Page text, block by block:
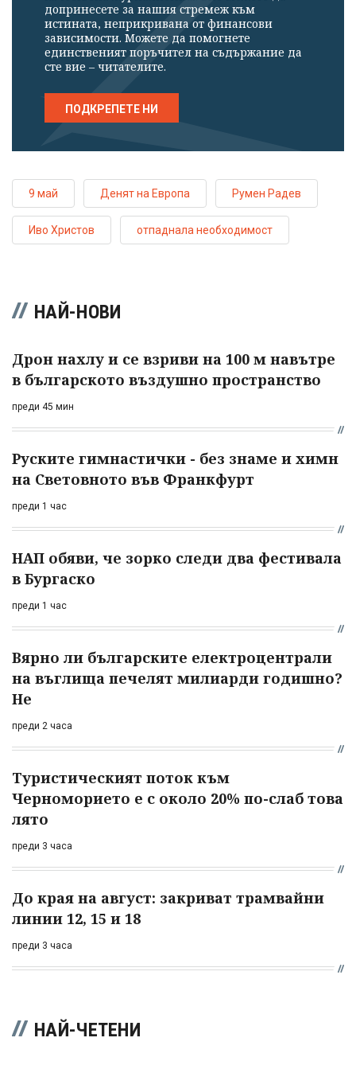
допринесете за нашия стремеж към
истината, неприкривана от финансови
зависимости. Можете да помогнете
единственият поръчител на съдържание да
сте вие – читателите.
ПОДКРЕПЕТЕ НИ
9 май Денят на Европа Румен Радев
Иво Христов отпаднала необходимост
НАЙ-НОВИ
Дрон нахлу и се взриви на 100 м навътре
в българското въздушно пространство
преди 45 мин
Руските гимнастички - без знаме и химн
на Световното във Франкфурт
преди 1 час
НАП обяви, че зорко следи два фестивала
в Бургаско
преди 1 час
Вярно ли българските електроцентрали
на въглища печелят милиарди годишно?
Не
преди 2 часа
Туристическият поток към
Черноморието е с около 20% по-слаб това
лято
преди 3 часа
До края на август: закриват трамвайни
линии 12, 15 и 18
преди 3 часа
НАЙ-ЧЕТЕНИ